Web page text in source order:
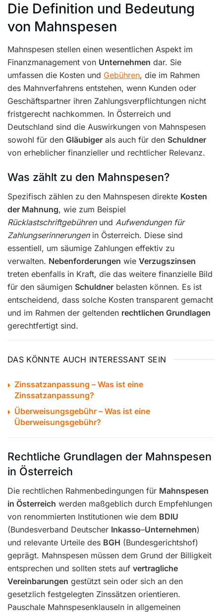
Die Definition und Bedeutung
von Mahnspesen
Mahnspesen stellen einen wesentlichen Aspekt im
Finanzmanagement von Unternehmen dar. Sie
umfassen die Kosten und Gebühren, die im Rahmen
des Mahnverfahrens entstehen, wenn Kunden oder
Geschäftspartner ihren Zahlungsverpflichtungen nicht
fristgerecht nachkommen. In Österreich und
Deutschland sind die Auswirkungen von Mahnspesen
sowohl für den Gläubiger als auch für den Schuldner
von erheblicher finanzieller und rechtlicher Relevanz.
Was zählt zu den Mahnspesen?
Spezifisch zählen zu den Mahnspesen direkte Kosten
der Mahnung, wie zum Beispiel
Rücklastschriftgebührenund Aufwendungen für
Zahlungserinnerungenin Österreich. Diese sind
essentiell, um säumige Zahlungen effektiv zu
verwalten. Nebenforderungen wie Verzugszinsen
treten ebenfalls in Kraft, die das weitere finanzielle Bild
für den säumigen Schuldner belasten können. Es ist
entscheidend, dass solche Kosten transparent gemacht
und im Rahmen der geltenden rechtlichen Grundlagen
gerechtfertigt sind.
DAS KÖNNTE AUCH INTERESSANT SEIN
Zinssatzanpassung – Was ist eine
Zinssatzanpassung?
Überweisungsgebühr – Was ist eine
Überweisungsgebühr?
Rechtliche Grundlagen der Mahnspesen
in Österreich
Die rechtlichen Rahmenbedingungen für Mahnspesen
in Österreich werden maßgeblich durch Empfehlungen
von renommierten Institutionen wie dem BDIU
(Bundesverband Deutscher Inkasso–Unternehmen)
und relevante Urteile des BGH (Bundesgerichtshof)
geprägt. Mahnspesen müssen dem Grund der Billigkeit
entsprechen und sollten stets auf vertragliche
Vereinbarungen gestützt sein oder sich an den
gesetzlich festgelegten Zinssätzen orientieren.
Pauschale Mahnspesenklauseln in allgemeinen